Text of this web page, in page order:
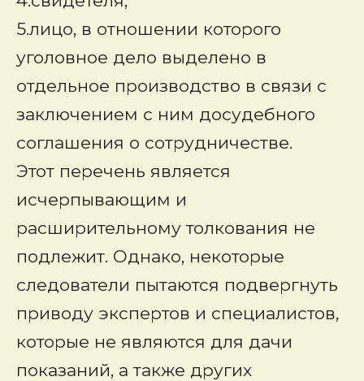
5.лицо, в отношении которого
уголовное дело выделено в
отдельное производство в связи с
заключением с ним досудебного
соглашения о сотрудничестве.
Этот перечень является
исчерпывающим и
расширительному толкования не
подлежит. Однако, некоторые
следователи пытаются подвергнуть
приводу экспертов и специалистов,
которые не являются для дачи
показаний, а также других